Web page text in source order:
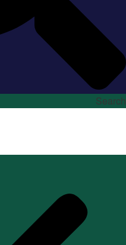
Search